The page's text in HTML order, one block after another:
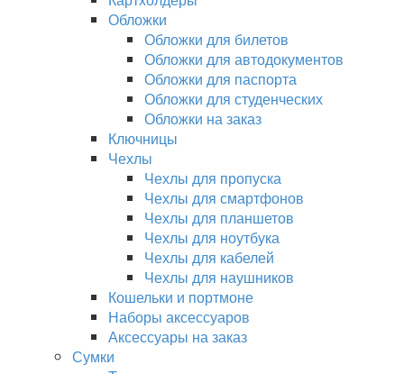
Обложки
Обложки для билетов
Обложки для автодокументов
Обложки для паспорта
Обложки для студенческих
Обложки на заказ
Ключницы
Чехлы
Чехлы для пропуска
Чехлы для смартфонов
Чехлы для планшетов
Чехлы для ноутбука
Чехлы для кабелей
Чехлы для наушников
Кошельки и портмоне
Наборы аксессуаров
Аксессуары на заказ
Сумки